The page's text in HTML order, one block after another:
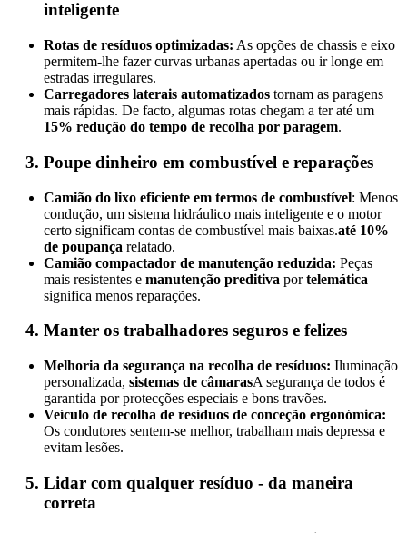
inteligente
Rotas de resíduos optimizadas: As opções de chassis e eixo
permitem-lhe fazer curvas urbanas apertadas ou ir longe em
estradas irregulares.
Carregadores laterais automatizados tornam as paragens
mais rápidas. De facto, algumas rotas chegam a ter até um
15% redução do tempo de recolha por paragem.
Poupe dinheiro em combustível e reparações
Camião do lixo eficiente em termos de combustível: Menos
condução, um sistema hidráulico mais inteligente e o motor
certo significam contas de combustível mais baixas.até 10%
de poupança relatado.
Camião compactador de manutenção reduzida: Peças
mais resistentes e manutenção preditiva portelemática
significa menos reparações.
Manter os trabalhadores seguros e felizes
Melhoria da segurança na recolha de resíduos: Iluminação
personalizada, sistemas de câmarasA segurança de todos é
garantida por protecções especiais e bons travões.
Veículo de recolha de resíduos de conceção ergonómica:
Os condutores sentem-se melhor, trabalham mais depressa e
evitam lesões.
Lidar com qualquer resíduo - da maneira
correta